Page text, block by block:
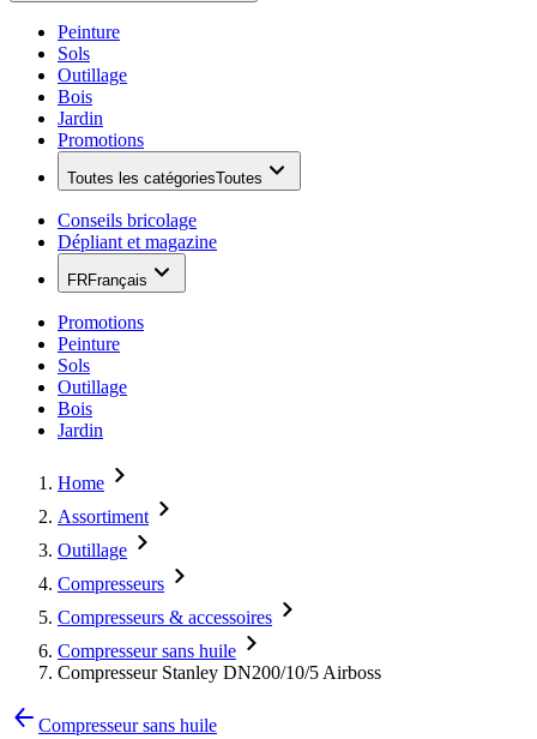
Peinture
Sols
Outillage
Bois
Jardin
Promotions
Toutes les catégoriesToutes
Conseils bricolage
Dépliant et magazine
FRFrançais
Promotions
Peinture
Sols
Outillage
Bois
Jardin
Home
Assortiment
Outillage
Compresseurs
Compresseurs & accessoires
Compresseur sans huile
Compresseur Stanley DN200/10/5 Airboss
Compresseur sans huile